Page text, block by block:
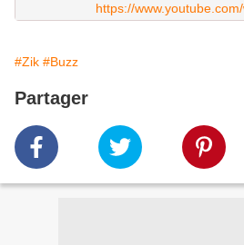
https://
#Zik #Buzz
Partager